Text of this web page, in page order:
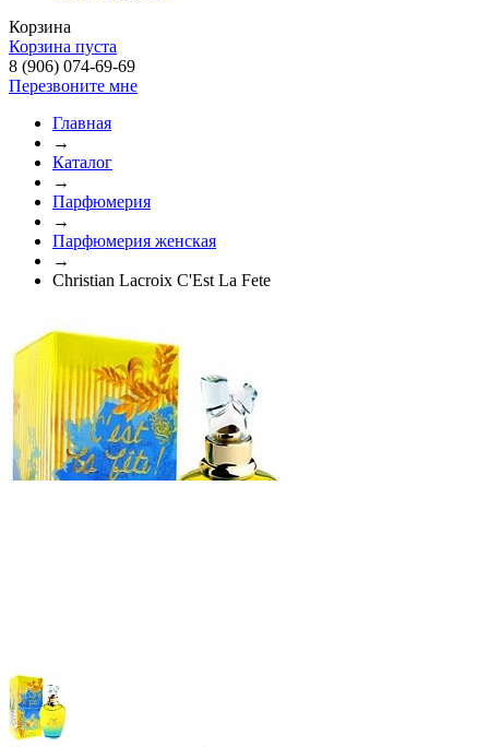
Корзина
Корзина пуста
8 (906) 074-69-69
Перезвоните мне
Главная
→
Каталог
→
Парфюмерия
→
Парфюмерия женская
→
Christian Lacroix C'Est La Fete